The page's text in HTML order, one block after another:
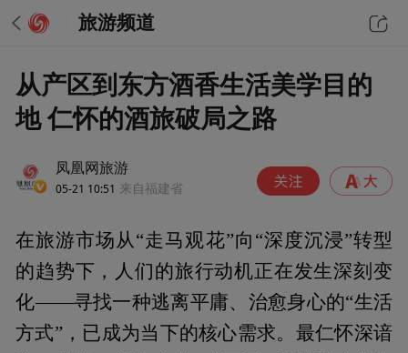
旅游频道
从产区到东方酒香生活美学目的
地 仁怀的酒旅破局之路
凤凰网旅游
05-21 10:51 来自福建省
在旅游市场从“走马观花”向“深度沉浸”转型
的趋势下，人们的旅行动机正在发生深刻变
化——寻找一种逃离平庸、治愈身心的“生活
方式”，已成为当下的核心需求。最仁怀深谙